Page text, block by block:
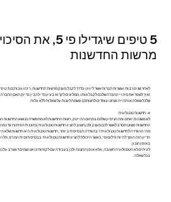
5 טיפים שיגדילו
מרשות החדשנות
לאחר שנים
ואיך לשפר את סיכויי החברה שלכם לקבל אותו. ממליצים לקרוא בעיון כדי להבין בדיוק האם
שלכל שאלה או תהייה אנחנו עומדים לרשותכם ונשמח לענות על שאלות ללא עלות.
א. חדשנות טכנולוגית
לא משנה מי אתם ומה הניסיון שלכם בתחום ההייטק, רשות החדשנות לא מתפשרת בנושא החדשנות
החדשנות פשוט תסרב לאשר לכם מענק ולכן חשוב להציג חדשנות טכנולוגית בתוכנית הפיתוח עד כמה
מהי ההגדרה לחדשנות טכנולוגית? בהגדרה הבסיסית ביותר, חדשנות טכנולוגית היא חדשנות שלא
הדיון הזה הופך להיות פילוסופי, כאשר היכולת להציג חדשנות טכנולוגית בבסיס תוכנית המו"פ,
באופן הנכון.
לעיתים לא הטכנולוגיה חשובה, אלא אופן ההצגה ולכן בעבודה עם לקוחותינו אנו שמים דגש רב על
בכל שאלה.